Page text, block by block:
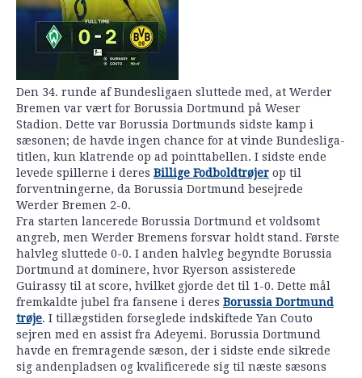
Den 34. runde af Bundesligaen sluttede med, at Werder
Bremen var vært for Borussia Dortmund på Weser
Stadion. Dette var Borussia Dortmunds sidste kamp i
sæsonen; de havde ingen chance for at vinde Bundesliga-
titlen, kun klatrende op ad pointtabellen. I sidste ende
levede spillerne i deres Billige Fodboldtrøjer op til
forventningerne, da Borussia Dortmund besejrede
Werder Bremen 2-0.
Fra starten lancerede Borussia Dortmund et voldsomt
angreb, men Werder Bremens forsvar holdt stand. Første
halvleg sluttede 0-0. I anden halvleg begyndte Borussia
Dortmund at dominere, hvor Ryerson assisterede
Guirassy til at score, hvilket gjorde det til 1-0. Dette mål
fremkaldte jubel fra fansene i deres Borussia Dortmund
trøje. I tillægstiden forseglede indskiftede Yan Couto
sejren med en assist fra Adeyemi. Borussia Dortmund
havde en fremragende sæson, der i sidste ende sikrede
sig andenpladsen og kvalificerede sig til næste sæsons